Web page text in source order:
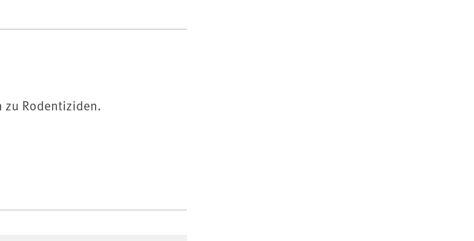
zu Rodentiziden.